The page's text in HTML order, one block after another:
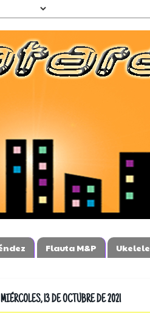
Flauta M&P Ukelele
MIÉRCOLES, 13 DE OCTUBRE DE 2021